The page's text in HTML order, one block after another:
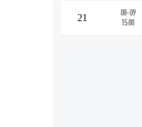
21
08-09
15:00